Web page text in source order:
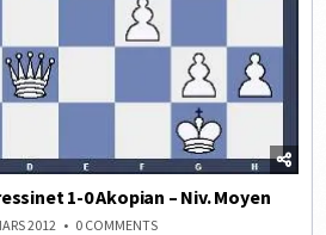
1-0 Akopian – Niv. Moyen
2012 0 COMMENTSON